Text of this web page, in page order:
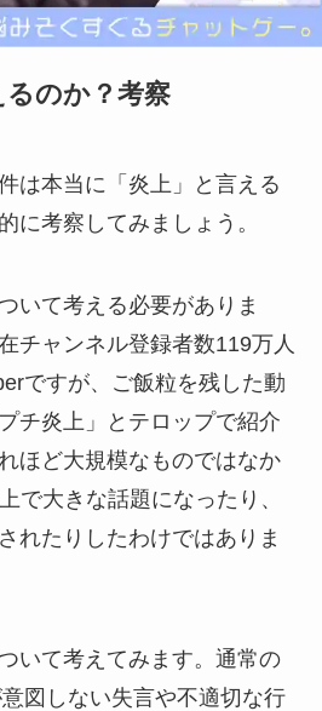
のか？考察
は本当に「炎上」と言える
に考察してみましょう。
いて考える必要がありま
チャンネル登録者数119万人
ですが、ご飯粒を残した動
チ炎上」とテロップで紹介
ほど大規模なものではなか
で大きな話題になったり、
れたりしたわけではありま
いて考えてみます。通常の
図しない失言や不適切な行